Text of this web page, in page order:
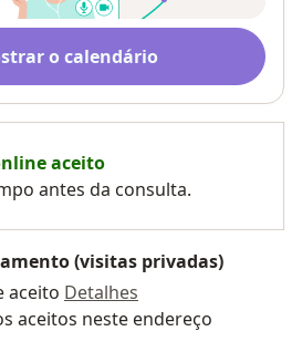
o calendário
aceito
antes da consulta.
(visitas privadas)
aceito Detalhes
aceitos neste endereço